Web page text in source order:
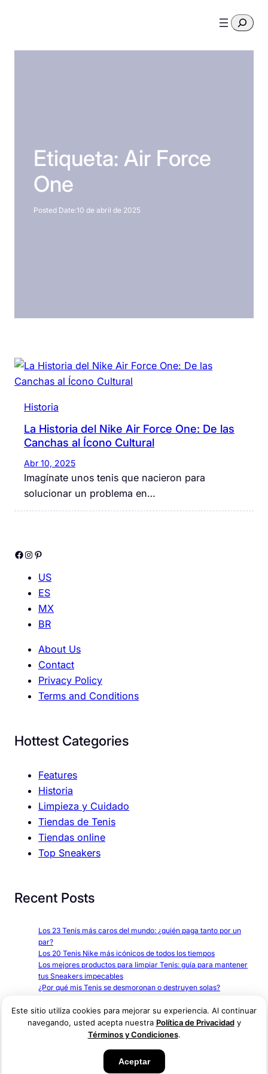
Etiqueta:Air Force
One
Posted Date:10 de abril de 2025
Historia
La Historia del Nike Air Force One: De las
Canchas al Ícono Cultural
Abr 10, 2025
Imagínate unos tenis que nacieron para
solucionar un problema en…
Facebook Instagram Pinterest
US
ES
MX
BR
About Us
Contact
Privacy Policy
Terms and Conditions
Hottest Categories
Features
Historia
Limpieza y Cuidado
Tiendas de Tenis
Tiendas online
Top Sneakers
Recent Posts
Los 23 Tenis más caros del mundo: ¿quién paga tanto por un
par?
Los 20 Tenis Nike más icónicos de todos los tiempos
Los mejores productos para limpiar Tenis: guía para mantener
tus Sneakers impecables
¿Por qué mis Tenis se desmoronan o destruyen solas?
¿Por qué mis Tenis blancos se ponen amarillas y cómo puedo
evitarlo?
90Sneakerswas created by someone
Este sitio utiliza cookies para mejorar su experiencia. Al continuar
navegando, usted acepta nuestra Política de Privacidady
Términos y Condiciones.
Aceptar